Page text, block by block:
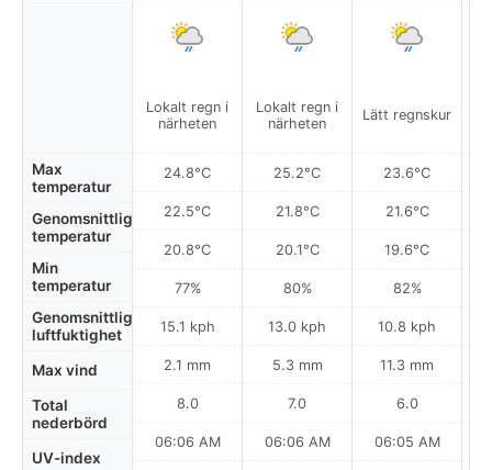
Max
temperatur
Genomsnittlig
temperatur
Min
temperatur
Genomsnittlig
luftfuktighet
Max vind
Total
nederbörd
UV-index
Lokalt regn i
närheten
24.8°C
22.5°C
20.8°C
77%
15.1 kph
2.1 mm
8.0
06:06 AM
Lokalt regn i
närheten
25.2°C
21.8°C
20.1°C
80%
13.0 kph
5.3 mm
7.0
06:06 AM
Lätt regnskur
23.6°C
21.6°C
19.6°C
82%
10.8 kph
11.3 mm
6.0
06:05 AM